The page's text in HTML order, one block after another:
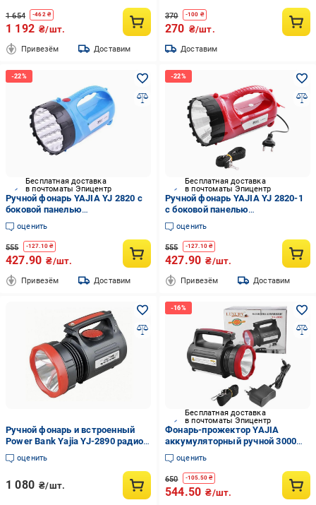
1 654 -462₴
1 192 ₴/шт.
Привезём Доставим
370 -100 ₴
270 ₴/шт.
Доставим
Бесплатная доставка
в почтоматы Эпицентр
Ручной фонарь YAJIA YJ 2820 с
боковой панелью
аккумуляторный Синий
(13027269)
оценить
555 -127.10 ₴
427.90 ₴/шт.
Привезём Доставим
Бесплатная доставка
в почтоматы Эпицентр
Ручной фонарь YAJIA YJ 2820-1
с боковой панелью
аккумуляторный Красный
(13026937)
оценить
555 -127.10₴
427.90 ₴/шт.
Привезём Доставим
Ручной фонарь и встроенный
Power Bank Yajia YJ-2890 радио/
боковой свет (30151008ER)
оценить
1 080 ₴/шт.
Бесплатная доставка
в почтоматы Эпицентр
Фонарь-прожектор YAJIA
аккумуляторный ручной 3000
mAh (YJ2895)
оценить
650 -105.50₴
544.50 ₴/шт.